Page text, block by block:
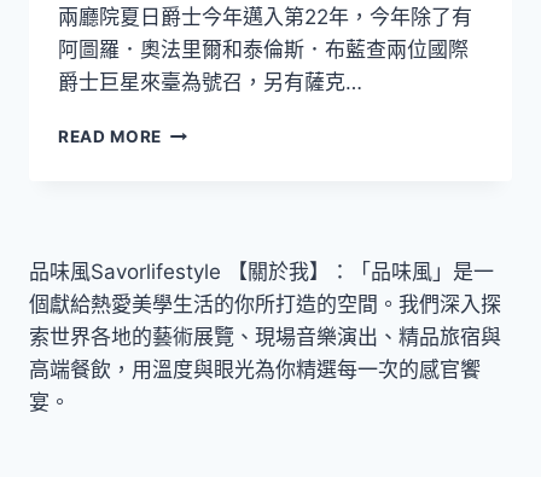
外
高
手，
共
多
兩廳院夏日爵士今年邁入第22年，今年除了有
阿圖羅．奧法里爾和泰倫斯．布藍查兩位國際
爵士巨星來臺為號召，另有薩克…
READ MORE
精
彩
交
鋒！
2024
品味風Savorlifestyle 【關於我】：「品味風」是一
個獻給熱愛美學生活的你所打造的空間。我們深入探
索世界各地的藝術展覽、現場音樂演出、精品旅宿與
高端餐飲，用溫度與眼光為你精選每一次的感官饗
宴。